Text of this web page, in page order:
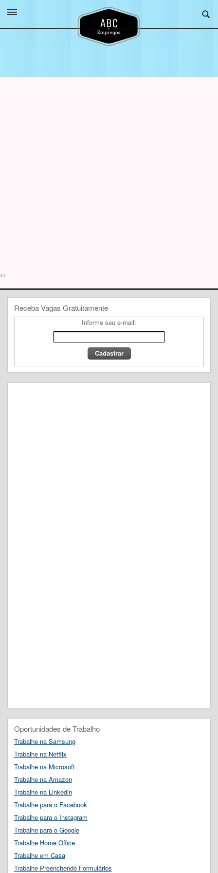
<>
Receba Vagas Gratuitamente
Informe seu e-mail:
Oportunidades de Trabalho
Trabalhe na Samsung
Trabalhe na Netflix
Trabalhe na Microsoft
Trabalhe na Amazon
Trabalhe na Linkedin
Trabalhe para o Facebook
Trabalhe para o Instagram
Trabalhe para o Google
Trabalhe Home Office
Trabalhe em Casa
Trabalhe Preenchendo Formulários